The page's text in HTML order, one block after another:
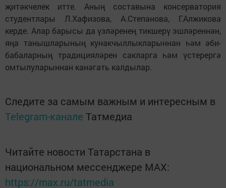
җитәкчелек итте. Аның составына консерватория
студентлары Л.Хафизова, А.Степанова, Г.Алжикова
керде. Алар барысы да үзләренең тикшерү эшләреннән,
яңа танышларының кунакчыллыкларыннан һәм әби-
бабаларның традицияләрен сакларга һәм үстерергә
омтылуларыннан канәгать калдылар.
Следите за самым важным и интересным в
Telegram-канале Татмедиа
Читайте новости Татарстана в
национальном мессенджере MАХ:
https://max.ru/tatmedia